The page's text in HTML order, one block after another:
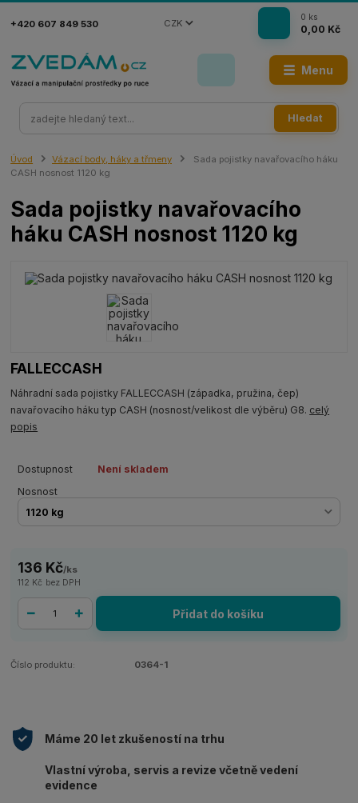
Menu
CZK
Hledat
+420 607 849 530
0 ks
0,00 Kč
Úvod Vázací body, háky a třmeny
Sada pojistky navařovacího háku
CASH nosnost 1120 kg
Sada pojistky navařovacího
háku CASH nosnost 1120 kg
FALLECCASH
Náhradní sada pojistky FALLECCASH (západka, pružina, čep)
navařovacího háku typ CASH (nosnost/velikost dle výběru) G8. celý
popis
Dostupnost
Není skladem
Nosnost
136 Kč/ks
112 Kč bez DPH
Přidat do košíku
Číslo produktu: 0364-1
Máme 20 let zkušeností na trhu
Vlastní výroba, servis a revize včetně vedení
evidence